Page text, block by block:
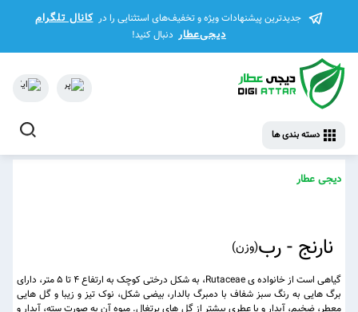
جدیدترین پیشنهادات ویژه و تخفیف‌های استثنایی را در کانال تلگرام
دیجی‌عطار دنبال کنید!
دسته بندی ها
دیجی عطار
نارنج - رب(وزن)
گیاهی است از خانواده ی Rutaceae، به شکل درختی کوچک به ارتفاع ۴ تا ۵ متر، دارای
برگ هایی به رنگ سبز شفاف با دمبرگ بالدار، بیضی شکل، نوک تیز و زیبا و گل هایی
معطر، ضخیم، آبدار و با عطری بیشتر از گل های پرتغال. میوه آن به صورت سته، آبدار و